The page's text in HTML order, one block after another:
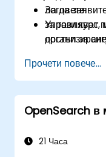
логовете.
Управляват
достъп за
за
За да
за този
Прочети повече...
OpenSearch в
21 Часа